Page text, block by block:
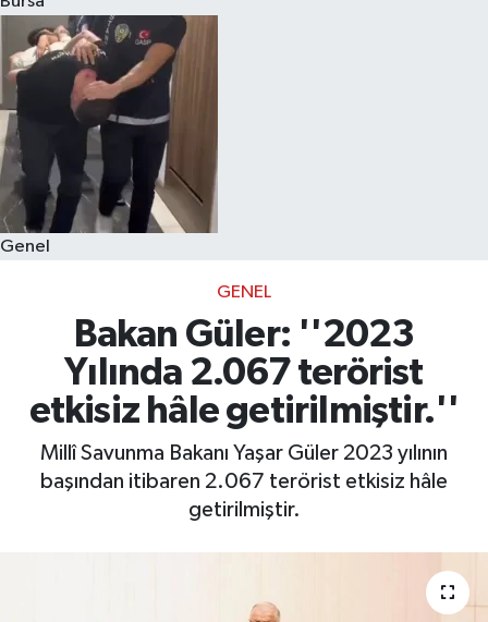
Genel
GENEL
Bakan Güler: ''2023
Yılında 2.067 terörist
etkisiz hâle getirilmiştir.''
Millî Savunma Bakanı Yaşar Güler 2023 yılının
başından itibaren 2.067 terörist etkisiz hâle
getirilmiştir.
Eğitim
Sağlık
Magazin
Kültür & Sanat
Teknoloji
Bilim
Genel